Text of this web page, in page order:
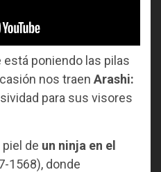
poniendo las pilas
nos traen Arashi:
para sus visores
de un ninja en el
1568), donde